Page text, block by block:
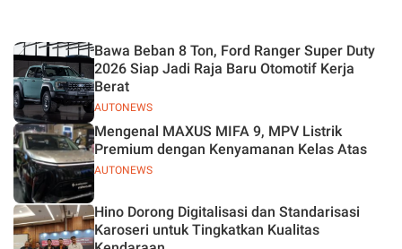
AUTONEWS
Bawa Beban 8 Ton, Ford Ranger Super Duty
2026 Siap Jadi Raja Baru Otomotif Kerja
Berat
AUTONEWS
Mengenal MAXUS MIFA 9, MPV Listrik
Premium dengan Kenyamanan Kelas Atas
Hino Dorong Digitalisasi dan Standarisasi
Karoseri untuk Tingkatkan Kualitas